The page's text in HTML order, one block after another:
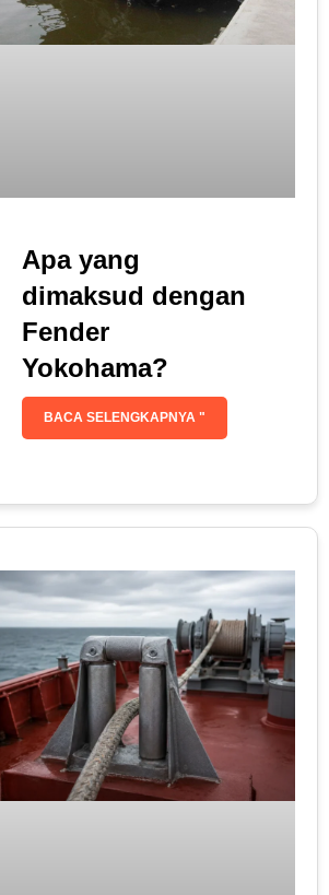
Apa yang
dimaksud dengan
Fender
Yokohama?
BACA SELENGKAPNYA "